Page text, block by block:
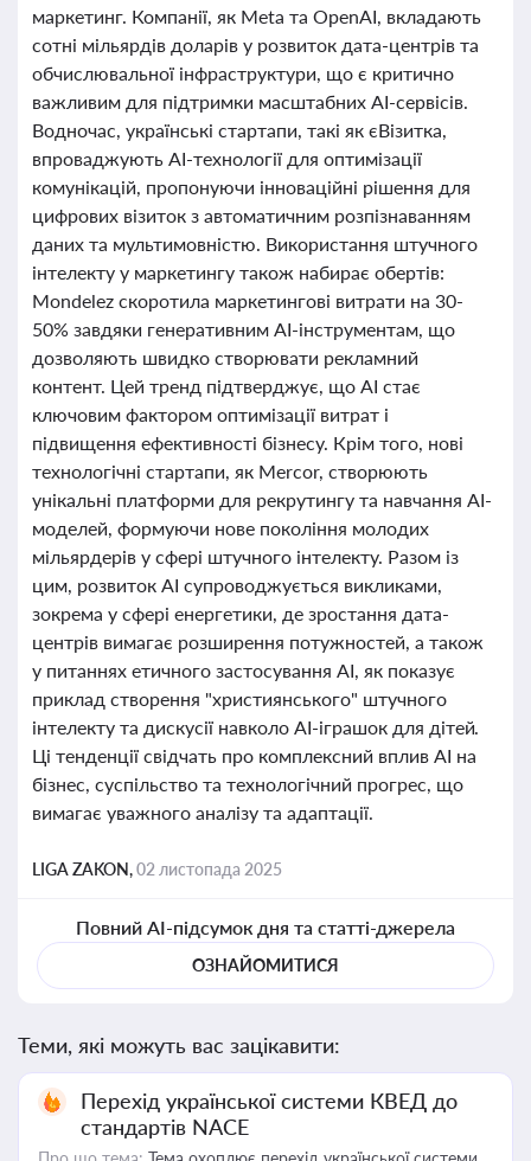
маркетинг. Компанії, як Meta та OpenAI, вкладають
сотні мільярдів доларів у розвиток дата-центрів та
обчислювальної інфраструктури, що є критично
важливим для підтримки масштабних AI-сервісів.
Водночас, українські стартапи, такі як єВізитка,
впроваджують AI-технології для оптимізації
комунікацій, пропонуючи інноваційні рішення для
цифрових візиток з автоматичним розпізнаванням
даних та мультимовністю. Використання штучного
інтелекту у маркетингу також набирає обертів:
Mondelez скоротила маркетингові витрати на 30-
50% завдяки генеративним AI-інструментам, що
дозволяють швидко створювати рекламний
контент. Цей тренд підтверджує, що AI стає
ключовим фактором оптимізації витрат і
підвищення ефективності бізнесу. Крім того, нові
технологічні стартапи, як Mercor, створюють
унікальні платформи для рекрутингу та навчання AI-
моделей, формуючи нове покоління молодих
мільярдерів у сфері штучного інтелекту. Разом із
цим, розвиток AI супроводжується викликами,
зокрема у сфері енергетики, де зростання дата-
центрів вимагає розширення потужностей, а також
у питаннях етичного застосування AI, як показує
приклад створення "християнського" штучного
інтелекту та дискусії навколо AI-іграшок для дітей.
Ці тенденції свідчать про комплексний вплив AI на
бізнес, суспільство та технологічний прогрес, що
вимагає уважного аналізу та адаптації.
LIGA ZAKON,02 листопада 2025
Повний AI-підсумок дня та статті-джерела
ОЗНАЙОМИТИСЯ
Теми, які можуть вас зацікавити:
Перехід української системи КВЕД до
стандартів NACE